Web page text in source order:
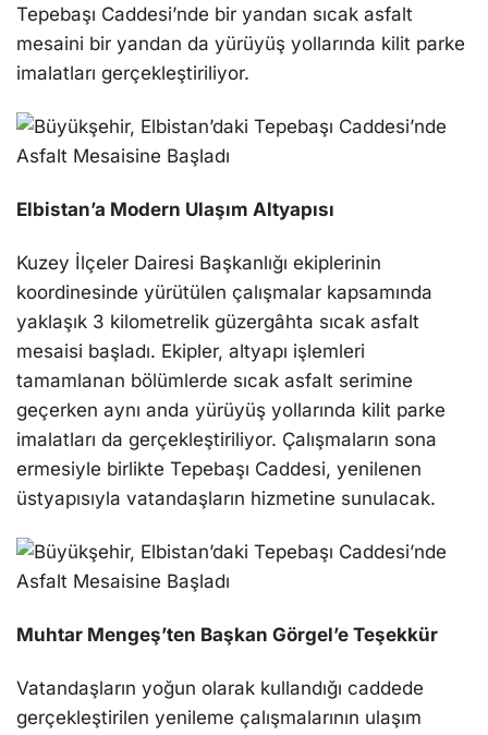
Tepebaşı Caddesi’nde bir yandan sıcak asfalt
mesaini bir yandan da yürüyüş yollarında kilit parke
imalatları gerçekleştiriliyor.
Elbistan’a Modern Ulaşım Altyapısı
Kuzey İlçeler Dairesi Başkanlığı ekiplerinin
koordinesinde yürütülen çalışmalar kapsamında
yaklaşık 3 kilometrelik güzergâhta sıcak asfalt
mesaisi başladı. Ekipler, altyapı işlemleri
tamamlanan bölümlerde sıcak asfalt serimine
geçerken aynı anda yürüyüş yollarında kilit parke
imalatları da gerçekleştiriliyor. Çalışmaların sona
ermesiyle birlikte Tepebaşı Caddesi, yenilenen
üstyapısıyla vatandaşların hizmetine sunulacak.
Muhtar Mengeş’ten Başkan Görgel’e Teşekkür
Vatandaşların yoğun olarak kullandığı caddede
gerçekleştirilen yenileme çalışmalarının ulaşım